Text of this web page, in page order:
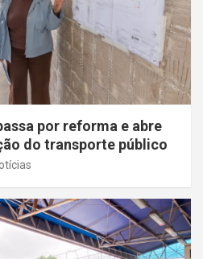
por reforma e abre
do transporte público